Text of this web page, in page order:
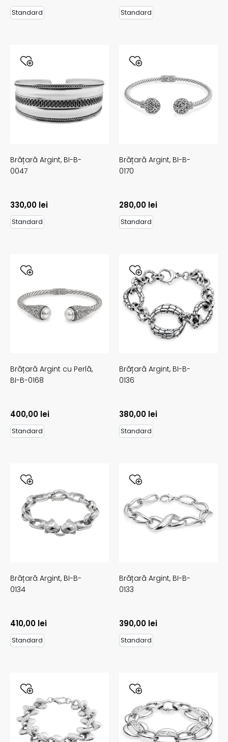
Standard Standard
Brățară Argint, BI-B-
0047
330,00 lei
Standard
Brățară Argint, BI-B-
0170
280,00 lei
Standard
Brățară Argint cu Perlă,
BI-B-0168
400,00 lei
Standard
Brățară Argint, BI-B-
0136
380,00 lei
Standard
Brățară Argint, BI-B-
0134
410,00 lei
Standard
Brățară Argint, BI-B-
0133
390,00 lei
Standard